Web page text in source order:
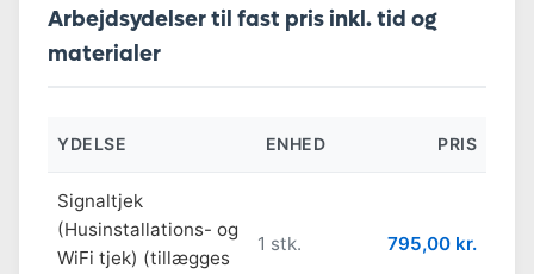
Arbejdsydelser til fast pris inkl. tid og
materialer
YDELSE ENHED PRIS
Signaltjek
(Husinstallations- og
WiFi tjek) (tillægges
1 stk. 795,00 kr.